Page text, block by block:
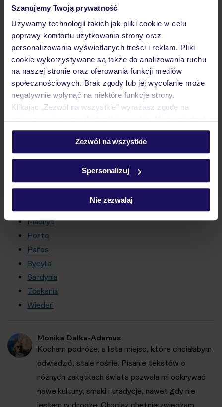
Szanujemy Twoją prywatność
Używamy technologii takich jak pliki cookie w celu
poprawy komfortu użytkowania strony oraz
personalizowania wyświetlanych treści i reklam. Pliki
cookie wykorzystywane są także do analizowania ruchu
na naszej stronie oraz oferowania funkcji mediów
społecznościowych. Brak zgody lub jej wycofanie może
negatywnie wpłynąć na niektóre funkcje strony.
Klikając „Zezwól na wszystkie” wyrażasz zgodę na
personalizować swój wybór wchodząc w zakładkę
Szczegółowe informacje o plikach cookie znajdziesz
polityce plików cookies oraz polityce prywatności
Zezwól na wszystkie
Spersonalizuj
Nie zezwalaj
SPRAWDŹ OFERTY ZIMA 2026/27 FIRST
MINUTE®!
Andaluzja
Andora
Ateny
Bari
Barcelona
Costa del Sol
Kalabria
Madryt
Porto
Pafos
Sycylia
Sardynia
Toskania
Wiedeń
Monika Dalka-Adamus
Kocham podróże, a lista miejsc, które chciałabym
odwiedzić, stale rośnie. Pisanie tekstów o
różnych zakątkach świata pozwala mi odkrywać
nowe kultury, smaki i tradycje, nawet gdy nie
jestem w drodze. Chociaż chętnie zwiedzam